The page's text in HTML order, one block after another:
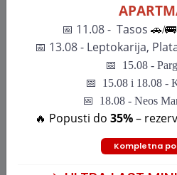
📅 11.08 - Tasos 🚗/
📅 13.08 - Leptokarija,
📅 15.08 -
📅 15.08 i 18.08 -
📅 18.08 - Neos
🔥 Popusti do 35%–
Kompletna
Letovanje